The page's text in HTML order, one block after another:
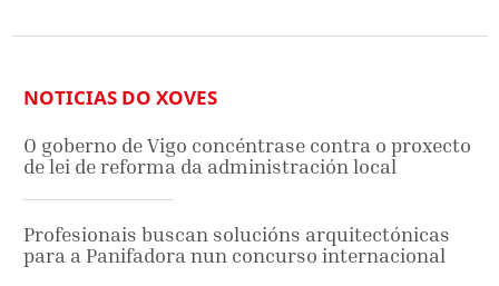
NOTICIAS DO XOVES
O goberno de Vigo concéntrase contra o proxecto
de lei de reforma da administración local
Profesionais buscan solucións arquitectónicas
para a Panifadora nun concurso internacional